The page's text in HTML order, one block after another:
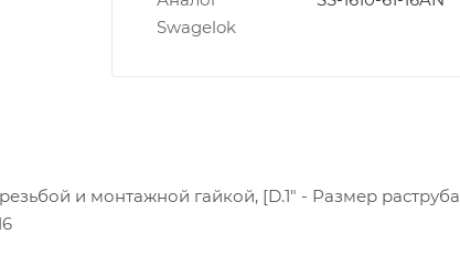
Swagelok
и монтажной гайкой, [D.1" - Размер раструба